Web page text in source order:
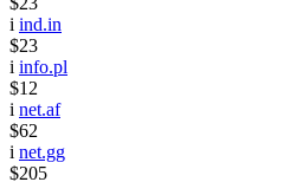
i ind.in
$23
i info.pl
$12
i net.af
$62
i net.gg
$205